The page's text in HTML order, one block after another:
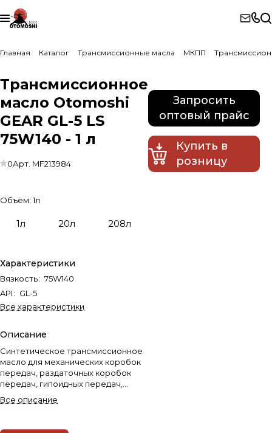
Главная Каталог Трансмиссионные масла МКПП
Трансмиссионное
масло Otomoshi
GEAR GL-5 LS
75W140 - 1 л
0Арт. MF213984
Объём:1л
1л 20л 208л
Характеристики
Вязкость: 75W140
API: GL-5
Все характеристики
Описание
Синтетическое трансмиссионное
масло для механических коробок
передач, раздаточных коробок
передач, гипоидных передач,
дифференциалов, в том числе и
повышенного трения, где
Все описание
Запросить
оптовый прайс
Купить в
розницу